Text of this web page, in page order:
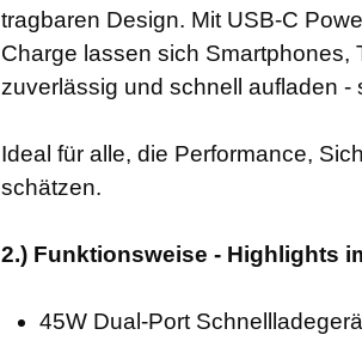
tragbaren Design. Mit USB-C
Charge lassen sich Smartphones,
zuverlässig und schnell aufladen -
Ideal für alle, die Performance,
schätzen.
2.) Funktionsweise - Highlights
45W Dual-Port